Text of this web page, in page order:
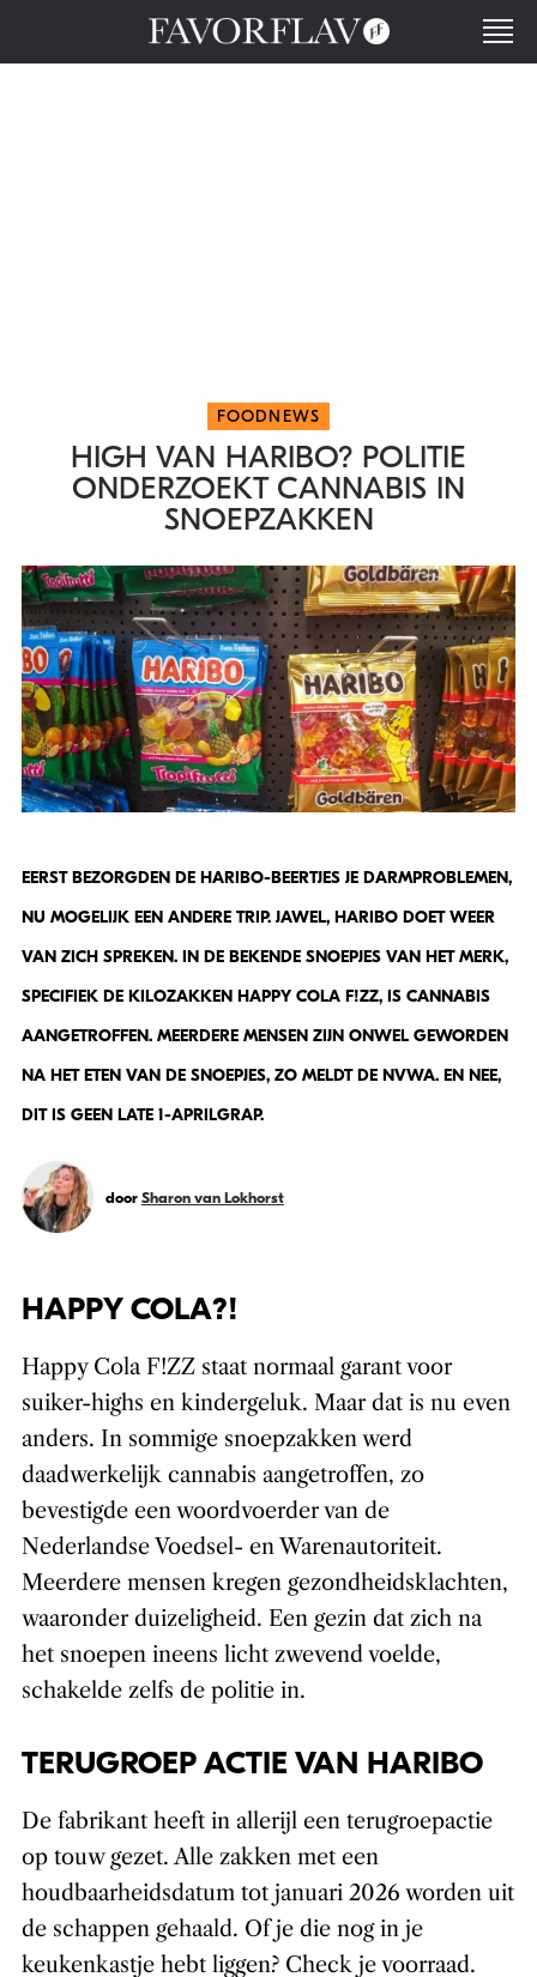
FOODNEWS
HIGH VAN HARIBO? POLITIE
ONDERZOEKT CANNABIS IN
SNOEPZAKKEN
EERST BEZORGDEN DE HARIBO-BEERTJES JE DARMPROBLEMEN,
NU MOGELIJK EEN ANDERE TRIP. JAWEL, HARIBO DOET WEER
VAN ZICH SPREKEN. IN DE BEKENDE SNOEPJES VAN HET MERK,
SPECIFIEK DE KILOZAKKEN HAPPY COLA F!ZZ, IS CANNABIS
AANGETROFFEN. MEERDERE MENSEN ZIJN ONWEL GEWORDEN
NA HET ETEN VAN DE SNOEPJES, ZO MELDT DE NVWA. EN NEE,
DIT IS GEEN LATE 1-APRILGRAP.
door Sharon van Lokhorst
HAPPY COLA?!
Happy Cola F!ZZ staat normaal garant voor
suiker-highs en kindergeluk. Maar dat is nu even
anders. In sommige snoepzakken werd
daadwerkelijk cannabis aangetroffen, zo
bevestigde een woordvoerder van de
Nederlandse Voedsel- en Warenautoriteit.
Meerdere mensen kregen gezondheidsklachten,
waaronder duizeligheid. Een gezin dat zich na
het snoepen ineens licht zwevend voelde,
schakelde zelfs de politie in.
TERUGROEP ACTIE VAN HARIBO
De fabrikant heeft in allerijl een terugroepactie
op touw gezet. Alle zakken met een
houdbaarheidsdatum tot januari 2026 worden uit
de schappen gehaald. Of je die nog in je
keukenkastje hebt liggen? Check je voorraad.